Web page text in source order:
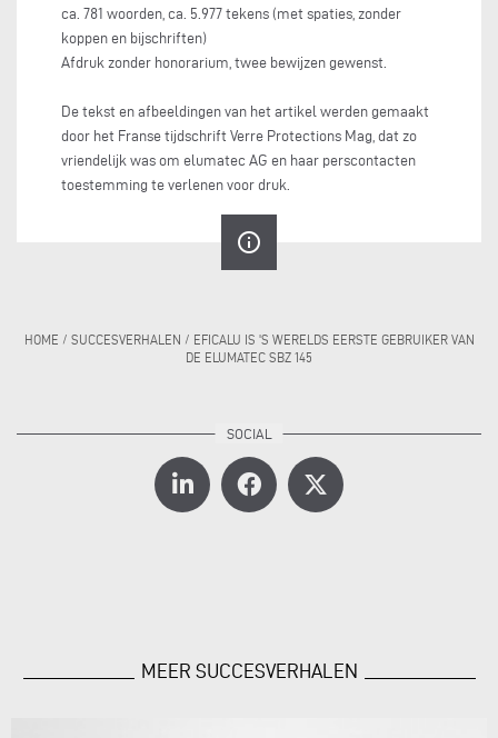
ca. 781 woorden, ca. 5.977 tekens (met spaties, zonder
koppen en bijschriften)
Afdruk zonder honorarium, twee bewijzen gewenst.
De tekst en afbeeldingen van het artikel werden gemaakt
door het Franse tijdschrift Verre Protections Mag, dat zo
vriendelijk was om elumatec AG en haar perscontacten
toestemming te verlenen voor druk.
info_outline
HOME / SUCCESVERHALEN / EFICALU IS 'S WERELDS EERSTE GEBRUIKER VAN
DE ELUMATEC SBZ 145
MEER SUCCESVERHALEN